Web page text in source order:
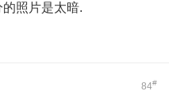
照片是太暗.
84#